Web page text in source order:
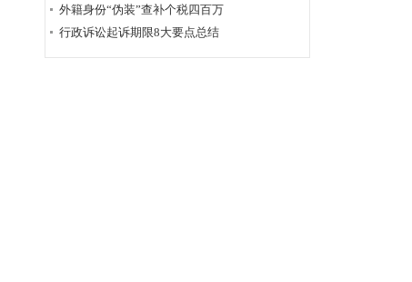
具体应用法律若干问题的解释辑
外籍身份“伪装”查补个税四百万
行政诉讼起诉期限8大要点总结